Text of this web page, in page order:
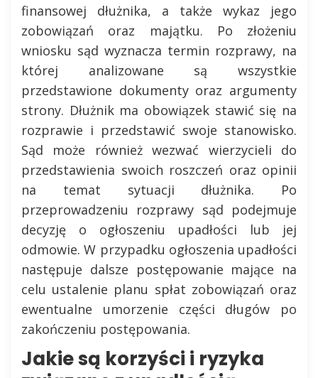
finansowej dłużnika, a także wykaz jego
zobowiązań oraz majątku. Po złożeniu
wniosku sąd wyznacza termin rozprawy, na
której analizowane są wszystkie
przedstawione dokumenty oraz argumenty
strony. Dłużnik ma obowiązek stawić się na
rozprawie i przedstawić swoje stanowisko.
Sąd może również wezwać wierzycieli do
przedstawienia swoich roszczeń oraz opinii
na temat sytuacji dłużnika. Po
przeprowadzeniu rozprawy sąd podejmuje
decyzję o ogłoszeniu upadłości lub jej
odmowie. W przypadku ogłoszenia upadłości
następuje dalsze postępowanie mające na
celu ustalenie planu spłat zobowiązań oraz
ewentualne umorzenie części długów po
zakończeniu postępowania.
Jakie są korzyści i ryzyka